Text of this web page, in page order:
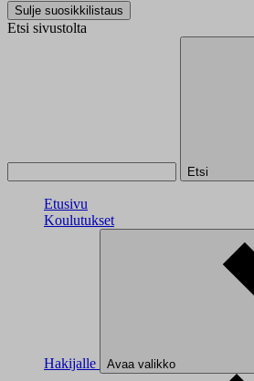
Sulje suosikkilistaus
Etsi sivustolta
Etsi
Etusivu
Koulutukset
Hakijalle Avaa valikko